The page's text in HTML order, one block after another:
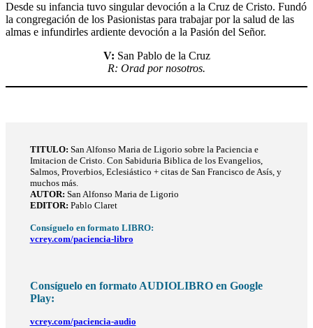
Desde su infancia tuvo singular devoción a la Cruz de Cristo. Fundó
la congregación de los Pasionistas para trabajar por la salud de las
almas e infundirles ardiente devoción a la Pasión del Señor.
V: San Pablo de la Cruz
R: Orad por nosotros.
TITULO: San Alfonso Maria de Ligorio sobre la Paciencia e
Imitacion de Cristo. Con Sabiduria Biblica de los Evangelios,
Salmos, Proverbios, Eclesiástico + citas de San Francisco de Asís, y
muchos más.
AUTOR: San Alfonso Maria de Ligorio
EDITOR: Pablo Claret
Consíguelo en formato LIBRO:
vcrey.com/paciencia-libro
Consíguelo en formato AUDIOLIBRO en Google
Play:
vcrey.com/paciencia-audio